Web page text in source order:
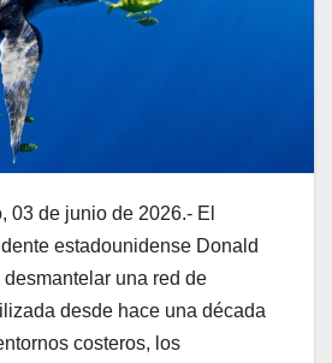
03 de junio de 2026.- El
estadounidense Donald
una red de
desde hace una década
costeros, los